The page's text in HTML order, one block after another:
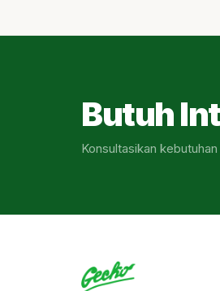
Butuh
Konsultasikan